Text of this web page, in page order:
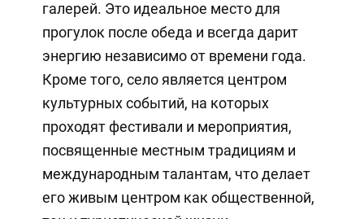
галерей. Это идеальное место для
прогулок после обеда и всегда дарит
энергию независимо от времени года.
Кроме того, село является центром
культурных событий, на которых
проходят фестивали и мероприятия,
посвященные местным традициям и
международным талантам, что делает
его живым центром как общественной,